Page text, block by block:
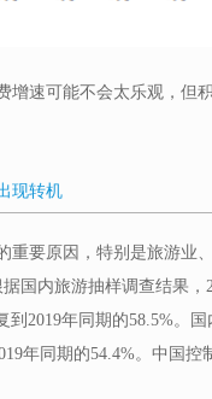
增速可能不会太乐观，但
现转机
重要原因，特别是旅游业
国内旅游抽样调查结果
到2019年同期的58.5%。
年同期的54.4%。中国